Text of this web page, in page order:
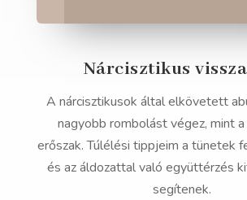
Nárcisztikus
A nárcisztikusok által elkövetett
nagyobb rombolást végez, mint
erőszak. Túlélési tippjeim a tünetek
és az áldozattal való együttérzés
segítenek.